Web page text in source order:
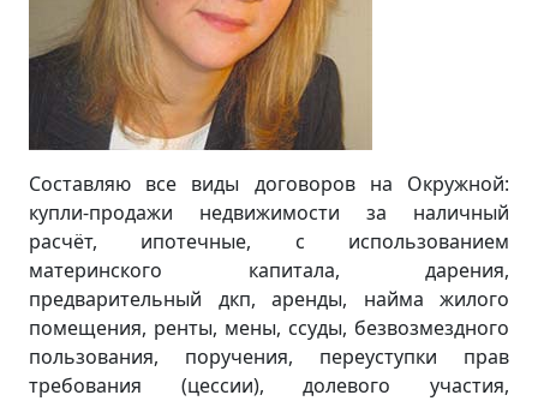
Составляю все виды договоров на Окружной:
купли-продажи недвижимости за наличный
расчёт, ипотечные, с использованием
материнского капитала, дарения,
предварительный дкп, аренды, найма жилого
помещения, ренты, мены, ссуды, безвозмездного
пользования, поручения, переуступки прав
требования (цессии), долевого участия,